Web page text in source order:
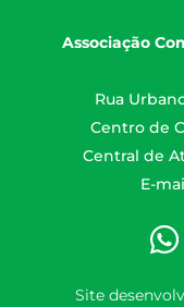
Associação
Rua
Centro de
Central de
E-
Site